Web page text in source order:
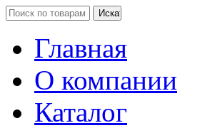
Главная
О компании
Каталог